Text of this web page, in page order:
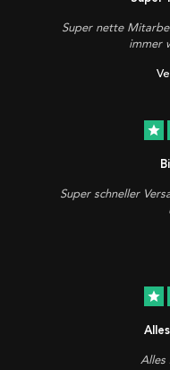
Super nette
immer
star
Super schneller
star
Alles